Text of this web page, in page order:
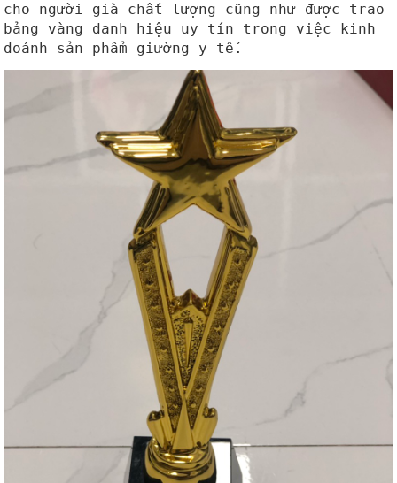
cho người già chất lượng cũng như được trao
bảng vàng danh hiệu uy tín trong việc kinh
doánh sản phẩm giường y tế.